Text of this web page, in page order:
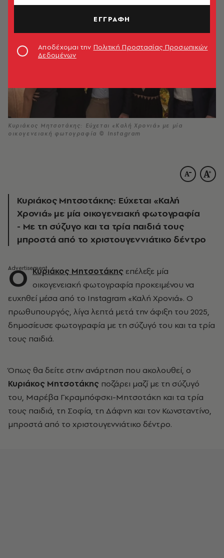
Κυριάκος Μητσοτάκης: Εύχεται «Καλή Χρονιά» με μία
οικογενειακή φωτογραφία © Instagram
Κυριάκος Μητσοτάκης: Εύχεται «Καλή
Χρονιά» με μία οικογενειακή φωτογραφία
- Με τη σύζυγο και τα τρία παιδιά τους
μπροστά από το χριστουγεννιάτικο δέντρο
Ο Κυριάκος Μητσοτάκης επέλεξε μία
οικογενειακή φωτογραφία προκειμένου να
ευχηθεί μέσα από το Instagram «Καλή Χρονιά». Ο
πρωθυπουργός, λίγα λεπτά μετά την άφιξη του 2025,
δημοσίευσε φωτογραφία με τη σύζυγό του και τα τρία
τους παιδιά.
Όπως θα δείτε στην ανάρτηση που ακολουθεί, ο
Κυριάκος Μητσοτάκης ποζάρει μαζί με τη σύζυγό
του, Μαρέβα Γκραμπόφσκι-Μητσοτάκη και τα τρία
τους παιδιά, τη Σοφία, τη Δάφνη και τον Κωνσταντίνο,
μπροστά από το χριστουγεννιάτικο δέντρο.
ΕΓΓΡΑΦΗ
Αποδέχομαι την Πολιτική Προστασίας Προσωπικών
Δεδομένων